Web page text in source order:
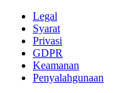
Legal
Syarat
Privasi
GDPR
Keamanan
Penyalahgunaan